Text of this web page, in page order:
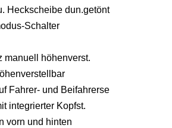
Heckscheibe dun.getönt
Schalter
manuell höhenverst.
Fahrer- und Beifahrerse
integrierter Kopfst.
vorn und hinten